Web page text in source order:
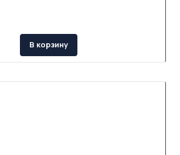
В корзину